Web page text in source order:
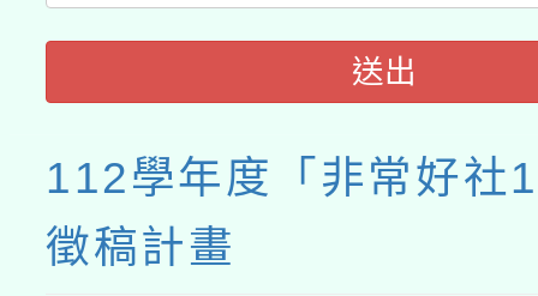
送出
112學年度「非常好社
徵稿計畫